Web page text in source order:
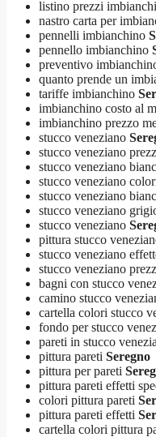
listino prezzi
nastro carta per
pennelli imbianchino
pennello imbianchino
preventivo
quanto prende un
tariffe imbianchino
imbianchino costo al
imbianchino prezzo
stucco veneziano
stucco veneziano
stucco veneziano
stucco veneziano
stucco veneziano
stucco veneziano
stucco veneziano
pittura stucco
stucco veneziano
stucco veneziano
bagni con stucco
camino stucco
cartella colori stucco
fondo per stucco
pareti in stucco
pittura pareti Seregno
pittura per pareti
pittura pareti effetti
colori pittura pareti
pittura pareti effetti
cartella colori pittura